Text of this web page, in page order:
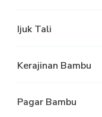
Ijuk Tali
Kerajinan Bambu
Pagar Bambu